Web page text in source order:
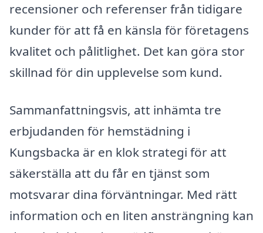
recensioner och referenser från tidigare
kunder för att få en känsla för företagens
kvalitet och pålitlighet. Det kan göra stor
skillnad för din upplevelse som kund.
Sammanfattningsvis, att inhämta tre
erbjudanden för hemstädning i
Kungsbacka är en klok strategi för att
säkerställa att du får en tjänst som
motsvarar dina förväntningar. Med rätt
information och en liten ansträngning kan